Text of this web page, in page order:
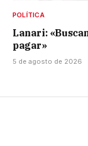
POLÍTICA
Lanari:
pagar»
5 de agosto de 2026